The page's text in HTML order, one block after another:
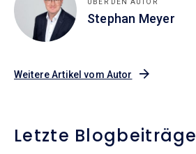
Stephan Meyer
Weitere Artikel vom Autor
Letzte Blogbeiträge